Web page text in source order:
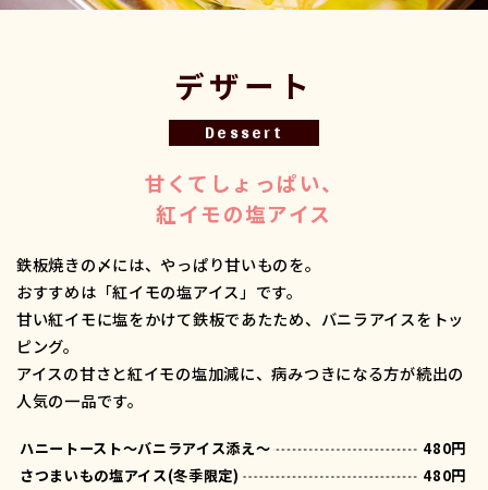
デザート
Dessert
甘くてしょっぱい、
紅イモの塩アイス
鉄板焼きの〆には、やっぱり甘いものを。
おすすめは「紅イモの塩アイス」です。
甘い紅イモに塩をかけて鉄板であたため、バニラアイスをトッ
ピング。
アイスの甘さと紅イモの塩加減に、病みつきになる方が続出の
人気の一品です。
ハニートースト～バニラアイス添え～
480円
さつまいもの塩アイス(冬季限定)
480円